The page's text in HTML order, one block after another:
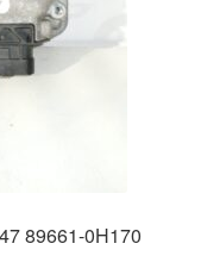
89661-0H170